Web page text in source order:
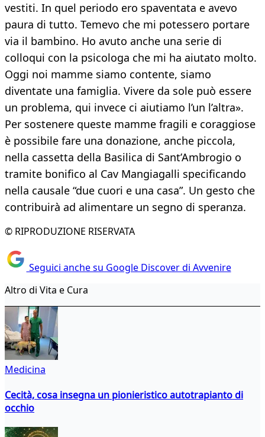
vestiti. In quel periodo ero spaventata e avevo
paura di tutto. Temevo che mi potessero portare
via il bambino. Ho avuto anche una serie di
colloqui con la psicologa che mi ha aiutato molto.
Oggi noi mamme siamo contente, siamo
diventate una famiglia. Vivere da sole può essere
un problema, qui invece ci aiutiamo l’un l’altra».
Per sostenere queste mamme fragili e coraggiose
è possibile fare una donazione, anche piccola,
nella cassetta della Basilica di Sant’Ambrogio o
tramite bonifico al Cav Mangiagalli specificando
nella causale “due cuori e una casa”. Un gesto che
contribuirà ad alimentare un segno di speranza.
© RIPRODUZIONE RISERVATA
Seguici anche su Google Discover di Avvenire
Altro di Vita e Cura
Medicina
Cecità, cosa insegna un pionieristico autotrapianto di
occhio